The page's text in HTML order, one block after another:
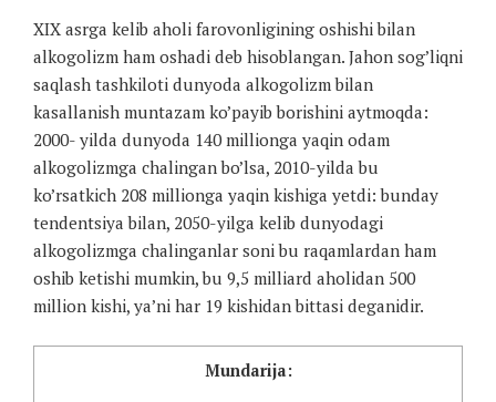
XIX asrga kelib aholi farovonligining oshishi bilan
alkogolizm ham oshadi deb hisoblangan. Jahon sog’liqni
saqlash tashkiloti dunyoda alkogolizm bilan
kasallanish muntazam ko’payib borishini aytmoqda:
2000- yilda dunyoda 140 millionga yaqin odam
alkogolizmga chalingan bo’lsa, 2010-yilda bu
ko’rsatkich 208 millionga yaqin kishiga yetdi: bunday
tendentsiya bilan, 2050-yilga kelib dunyodagi
alkogolizmga chalinganlar soni bu raqamlardan ham
oshib ketishi mumkin, bu 9,5 milliard aholidan 500
million kishi, ya’ni har 19 kishidan bittasi deganidir.
Mundarija: